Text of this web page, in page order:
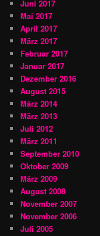
Juni 2017
Mai 2017
April 2017
März 2017
Februar 2017
Januar 2017
Dezember 2016
August 2015
März 2014
März 2013
Juli 2012
März 2011
September 2010
Oktober 2009
März 2009
August 2008
November 2007
November 2006
Juli 2005